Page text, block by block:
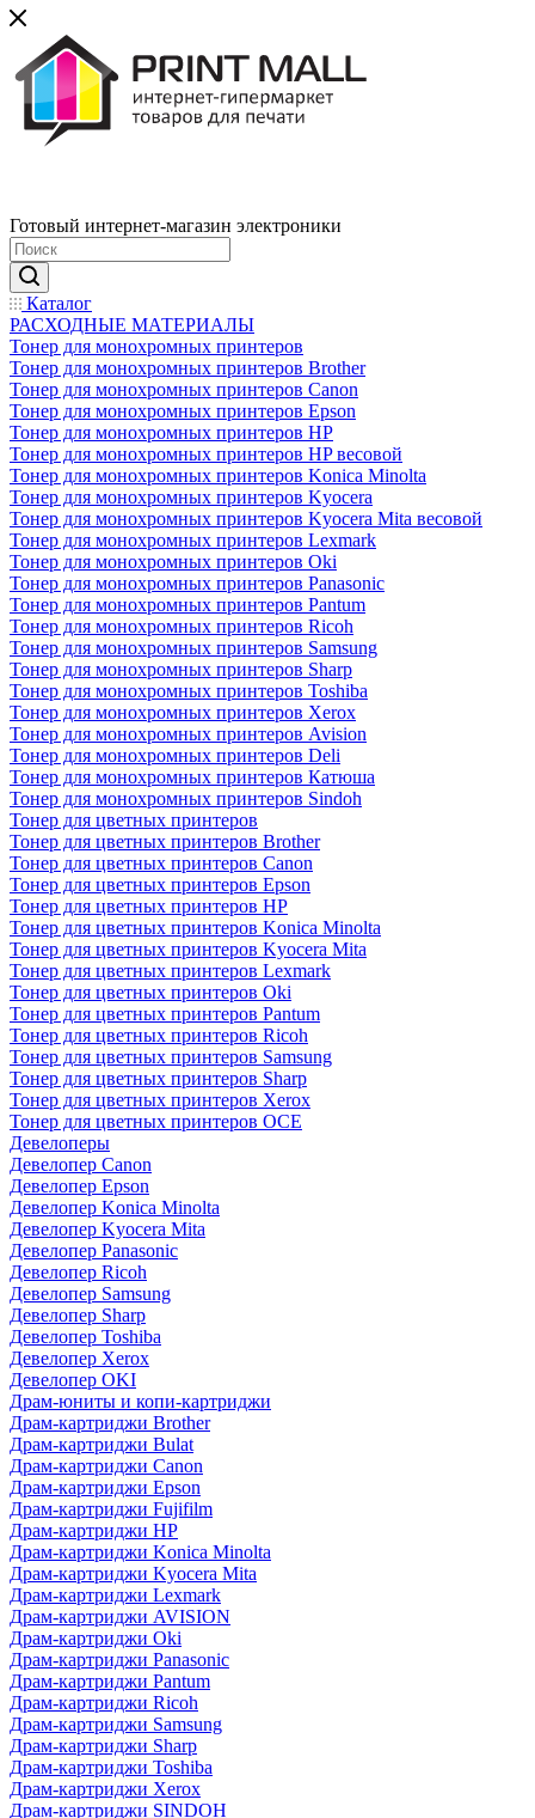
Готовый интернет-магазин электроники
Каталог
РАСХОДНЫЕ МАТЕРИАЛЫ
Тонер для монохромных принтеров
Тонер для монохромных принтеров Brother
Тонер для монохромных принтеров Canon
Тонер для монохромных принтеров Epson
Тонер для монохромных принтеров HP
Тонер для монохромных принтеров HP весовой
Тонер для монохромных принтеров Konica Minolta
Тонер для монохромных принтеров Kyocera
Тонер для монохромных принтеров Kyocera Mita весовой
Тонер для монохромных принтеров Lexmark
Тонер для монохромных принтеров Oki
Тонер для монохромных принтеров Panasonic
Тонер для монохромных принтеров Pantum
Тонер для монохромных принтеров Ricoh
Тонер для монохромных принтеров Samsung
Тонер для монохромных принтеров Sharp
Тонер для монохромных принтеров Toshiba
Тонер для монохромных принтеров Xerox
Тонер для монохромных принтеров Avision
Тонер для монохромных принтеров Deli
Тонер для монохромных принтеров Катюша
Тонер для монохромных принтеров Sindoh
Тонер для цветных принтеров
Тонер для цветных принтеров Brother
Тонер для цветных принтеров Canon
Тонер для цветных принтеров Epson
Тонер для цветных принтеров HP
Тонер для цветных принтеров Konica Minolta
Тонер для цветных принтеров Kyocera Mita
Тонер для цветных принтеров Lexmark
Тонер для цветных принтеров Oki
Тонер для цветных принтеров Pantum
Тонер для цветных принтеров Ricoh
Тонер для цветных принтеров Samsung
Тонер для цветных принтеров Sharp
Тонер для цветных принтеров Xerox
Тонер для цветных принтеров OCE
Девелоперы
Девелопер Canon
Девелопер Epson
Девелопер Konica Minolta
Девелопер Kyocera Mita
Девелопер Panasonic
Девелопер Ricoh
Девелопер Samsung
Девелопер Sharp
Девелопер Toshiba
Девелопер Xerox
Девелопер OKI
Драм-юниты и копи-картриджи
Драм-картриджи Brother
Драм-картриджи Bulat
Драм-картриджи Canon
Драм-картриджи Epson
Драм-картриджи Fujifilm
Драм-картриджи HP
Драм-картриджи Konica Minolta
Драм-картриджи Kyocera Mita
Драм-картриджи Lexmark
Драм-картриджи AVISION
Драм-картриджи Oki
Драм-картриджи Panasonic
Драм-картриджи Pantum
Драм-картриджи Ricoh
Драм-картриджи Samsung
Драм-картриджи Sharp
Драм-картриджи Toshiba
Драм-картриджи Xerox
Драм-картриджи SINDOH